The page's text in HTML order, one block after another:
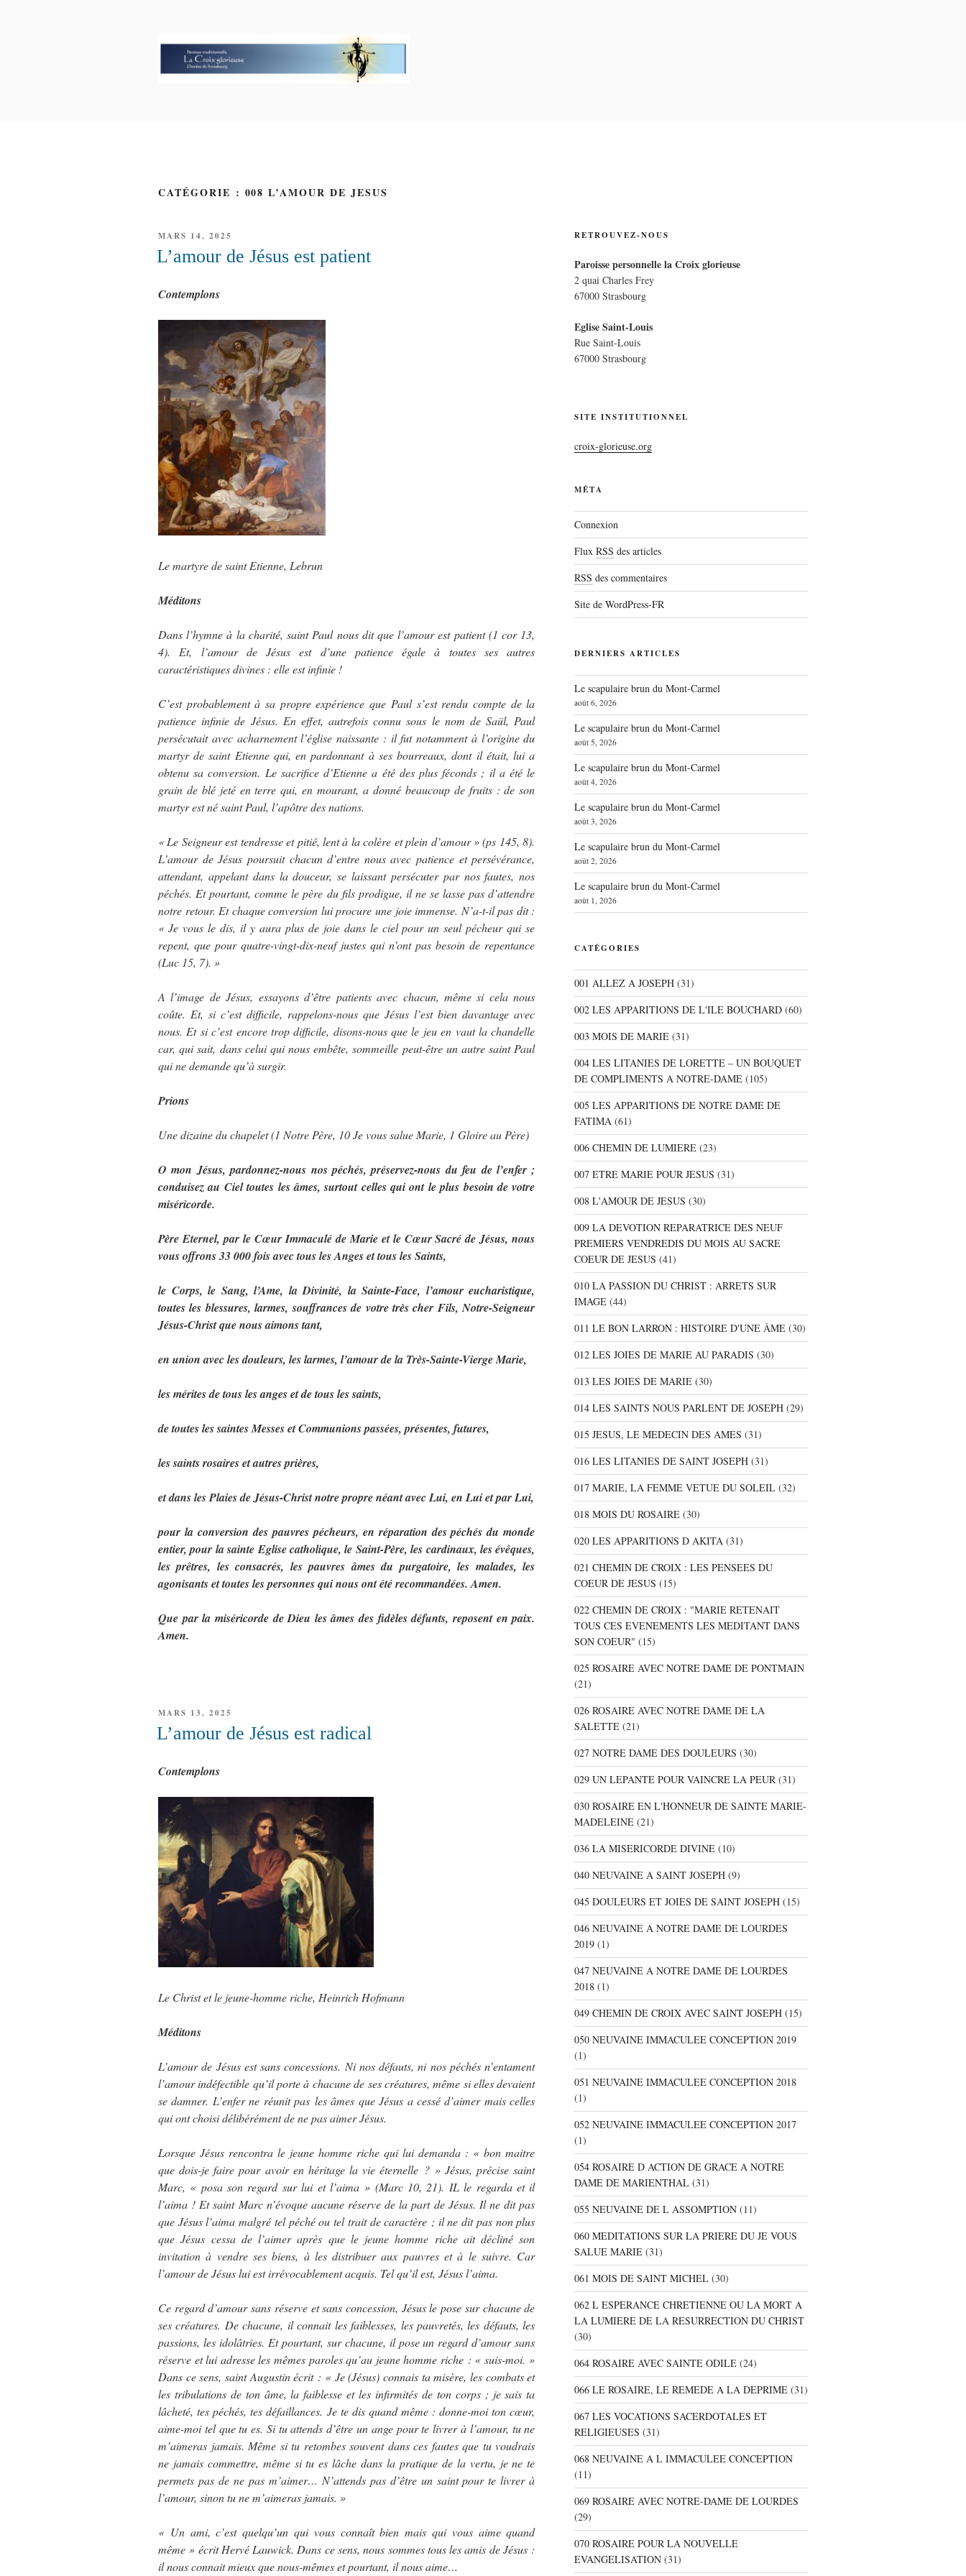
CATÉGORIE : 008 L’AMOUR DE JESUS
PUBLIÉ
MARS 14, 2025
L’amour de Jésus est patient
Contemplons
Le martyre de saint Etienne, Lebrun
Méditons
Dans l’hymne à la charité, saint Paul nous dit que l’amour est patient (1 cor 13,
4). Et, l’amour de Jésus est d’une patience égale à toutes ses autres
caractéristiques divines : elle est infinie !
C’est probablement à sa propre expérience que Paul s’est rendu compte de la
patience infinie de Jésus. En effet, autrefois connu sous le nom de Saül, Paul
persécutait avec acharnement l’église naissante : il fut notamment à l’origine du
martyr de saint Etienne qui, en pardonnant à ses bourreaux, dont il était, lui a
obtenu sa conversion. Le sacrifice d’Etienne a été des plus féconds ; il a été le
grain de blé jeté en terre qui, en mourant, a donné beaucoup de fruits : de son
martyr est né saint Paul, l’apôtre des nations.
« Le Seigneur est tendresse et pitié, lent à la colère et plein d’amour » (ps 145, 8).
L’amour de Jésus poursuit chacun d’entre nous avec patience et persévérance,
attendant, appelant dans la douceur, se laissant persécuter par nos fautes, nos
péchés. Et pourtant, comme le père du fils prodigue, il ne se lasse pas d’attendre
notre retour. Et chaque conversion lui procure une joie immense. N’a-t-il pas dit :
« Je vous le dis, il y aura plus de joie dans le ciel pour un seul pécheur qui se
repent, que pour quatre-vingt-dix-neuf justes qui n’ont pas besoin de repentance
(Luc 15, 7). »
A l’image de Jésus, essayons d’être patients avec chacun, même si cela nous
coûte. Et, si c’est difficile, rappelons-nous que Jésus l’est bien davantage avec
nous. Et si c’est encore trop difficile, disons-nous que le jeu en vaut la chandelle
car, qui sait, dans celui qui nous embête, sommeille peut-être un autre saint Paul
qui ne demande qu’à surgir.
Prions
Une dizaine du chapelet (1 Notre Père, 10 Je vous salue Marie, 1 Gloire au Père)
O mon Jésus, pardonnez-nous nos péchés, préservez-nous du feu de l’enfer ;
conduisez au Ciel toutes les âmes, surtout celles qui ont le plus besoin de votre
miséricorde.
Père Eternel, par le Cœur Immaculé de Marie et le Cœur Sacré de Jésus, nous
vous offrons 33 000 fois avec tous les Anges et tous les Saints,
le Corps, le Sang, l’Ame, la Divinité, la Sainte-Face, l’amour eucharistique,
toutes les blessures, larmes, souffrances de votre très cher Fils, Notre-Seigneur
Jésus-Christ que nous aimons tant,
en union avec les douleurs, les larmes, l’amour de la Très-Sainte-Vierge Marie,
les mérites de tous les anges et de tous les saints,
de toutes les saintes Messes et Communions passées, présentes, futures,
les saints rosaires et autres prières,
et dans les Plaies de Jésus-Christ notre propre néant avec Lui, en Lui et par Lui,
pour la conversion des pauvres pécheurs, en réparation des péchés du monde
entier, pour la sainte Eglise catholique, le Saint-Père, les cardinaux, les évêques,
les prêtres, les consacrés, les pauvres âmes du purgatoire, les malades, les
agonisants et toutes les personnes qui nous ont été recommandées. Amen.
Que par la miséricorde de Dieu les âmes des fidèles défunts, reposent en paix.
Amen.
PUBLIÉ
MARS 13, 2025
L’amour de Jésus est radical
Contemplons
Le Christ et le jeune-homme riche, Heinrich Hofmann
Méditons
L’amour de Jésus est sans concessions. Ni nos défauts, ni nos péchés n’entament
l’amour indéfectible qu’il porte à chacune de ses créatures, même si elles devaient
se damner. L’enfer ne réunit pas les âmes que Jésus a cessé d’aimer mais celles
qui ont choisi délibérément de ne pas aimer Jésus.
Lorsque Jésus rencontra le jeune homme riche qui lui demanda : « bon maitre
que dois-je faire pour avoir en héritage la vie éternelle ? » Jésus, précise saint
Marc, « posa son regard sur lui et l’aima » (Marc 10, 21). IL le regarda et il
l’aima ! Et saint Marc n’évoque aucune réserve de la part de Jésus. Il ne dit pas
que Jésus l’aima malgré tel péché ou tel trait de caractère ; il ne dit pas non plus
que Jésus cessa de l’aimer après que le jeune homme riche ait décliné son
invitation à vendre ses biens, à les distribuer aux pauvres et à le suivre. Car
l’amour de Jésus lui est irrévocablement acquis. Tel qu’il est, Jésus l’aima.
Ce regard d’amour sans réserve et sans concession, Jésus le pose sur chacune de
ses créatures. De chacune, il connait les faiblesses, les pauvretés, les défauts, les
passions, les idolâtries. Et pourtant, sur chacune, il pose un regard d’amour sans
réserve et lui adresse les mêmes paroles qu’au jeune homme riche : « suis-moi. »
Dans ce sens, saint Augustin écrit : « Je (Jésus) connais ta misère, les combats et
les tribulations de ton âme, la faiblesse et les infirmités de ton corps ; je sais ta
lâcheté, tes péchés, tes défaillances. Je te dis quand même : donne-moi ton cœur,
aime-moi tel que tu es. Si tu attends d’être un ange pour te livrer à l’amour, tu ne
m’aimeras jamais. Même si tu retombes souvent dans ces fautes que tu voudrais
ne jamais commettre, même si tu es lâche dans la pratique de la vertu, je ne te
permets pas de ne pas m’aimer… N’attends pas d’être un saint pour te livrer à
l’amour, sinon tu ne m’aimeras jamais. »
« Un ami, c’est quelqu’un qui vous connaît bien mais qui vous aime quand
même » écrit Hervé Lauwick. Dans ce sens, nous sommes tous les amis de Jésus :
il nous connait mieux que nous-mêmes et pourtant, il nous aime…
RETROUVEZ-NOUS
Paroisse personnelle la Croix glorieuse
2 quai Charles Frey
67000 Strasbourg
Eglise Saint-Louis
Rue Saint-Louis
67000 Strasbourg
SITE INSTITUTIONNEL
croix-glorieuse.org
MÉTA
Connexion
Flux RSS des articles
RSS des commentaires
Site de WordPress-FR
DERNIERS ARTICLES
Le scapulaire brun du Mont-Carmel
août 6, 2026
Le scapulaire brun du Mont-Carmel
août 5, 2026
Le scapulaire brun du Mont-Carmel
août 4, 2026
Le scapulaire brun du Mont-Carmel
août 3, 2026
Le scapulaire brun du Mont-Carmel
août 2, 2026
Le scapulaire brun du Mont-Carmel
août 1, 2026
CATÉGORIES
001 ALLEZ A JOSEPH(31)
002 LES APPARITIONS DE L'ILE BOUCHARD(60)
003 MOIS DE MARIE(31)
004 LES LITANIES DE LORETTE – UN BOUQUET
DE COMPLIMENTS A NOTRE-DAME(105)
005 LES APPARITIONS DE NOTRE DAME DE
FATIMA(61)
006 CHEMIN DE LUMIERE(23)
007 ETRE MARIE POUR JESUS (31)
008 L'AMOUR DE JESUS (30)
009 LA DEVOTION REPARATRICE DES NEUF
PREMIERS VENDREDIS DU MOIS AU SACRE
COEUR DE JESUS (41)
010 LA PASSION DU CHRIST : ARRETS SUR
IMAGE(44)
011 LE BON LARRON : HISTOIRE D'UNE ÂME(30)
012 LES JOIES DE MARIE AU PARADIS (30)
013 LES JOIES DE MARIE(30)
014 LES SAINTS NOUS PARLENT DE JOSEPH(29)
015 JESUS, LE MEDECIN DES AMES (31)
016 LES LITANIES DE SAINT JOSEPH(31)
017 MARIE, LA FEMME VETUE DU SOLEIL(32)
018 MOIS DU ROSAIRE(30)
020 LES APPARITIONS D AKITA(31)
021 CHEMIN DE CROIX : LES PENSEES DU
COEUR DE JESUS (15)
022 CHEMIN DE CROIX : "MARIE RETENAIT
TOUS CES EVENEMENTS LES MEDITANT DANS
SON COEUR" (15)
025 ROSAIRE AVEC NOTRE DAME DE PONTMAIN
(21)
026 ROSAIRE AVEC NOTRE DAME DE LA
SALETTE(21)
027 NOTRE DAME DES DOULEURS (30)
029 UN LEPANTE POUR VAINCRE LA PEUR(31)
030 ROSAIRE EN L'HONNEUR DE SAINTE MARIE-
MADELEINE(21)
036 LA MISERICORDE DIVINE(10)
040 NEUVAINE A SAINT JOSEPH(9)
045 DOULEURS ET JOIES DE SAINT JOSEPH(15)
046 NEUVAINE A NOTRE DAME DE LOURDES
2019(1)
047 NEUVAINE A NOTRE DAME DE LOURDES
2018(1)
049 CHEMIN DE CROIX AVEC SAINT JOSEPH(15)
050 NEUVAINE IMMACULEE CONCEPTION 2019
(1)
051 NEUVAINE IMMACULEE CONCEPTION 2018
(1)
052 NEUVAINE IMMACULEE CONCEPTION 2017
(1)
054 ROSAIRE D ACTION DE GRACE A NOTRE
DAME DE MARIENTHAL(31)
055 NEUVAINE DE L ASSOMPTION(11)
060 MEDITATIONS SUR LA PRIERE DU JE VOUS
SALUE MARIE(31)
061 MOIS DE SAINT MICHEL(30)
062 L ESPERANCE CHRETIENNE OU LA MORT A
LA LUMIERE DE LA RESURRECTION DU CHRIST
(30)
064 ROSAIRE AVEC SAINTE ODILE(24)
066 LE ROSAIRE, LE REMEDE A LA DEPRIME(31)
067 LES VOCATIONS SACERDOTALES ET
RELIGIEUSES (31)
068 NEUVAINE A L IMMACULEE CONCEPTION
(11)
069 ROSAIRE AVEC NOTRE-DAME DE LOURDES
(29)
070 ROSAIRE POUR LA NOUVELLE
EVANGELISATION(31)